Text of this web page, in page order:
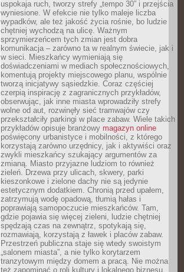
uspokaja ruch, tworzy strefy „tempo 30” i przejścia
wyniesione. W efekcie nie tylko maleje liczba
wypadków, ale też jakość życia rośnie, bo ludzie
chętniej wychodzą na ulicę. Ważnym
sprzymierzeńcem tych zmian jest dobra
komunikacja – zarówno ta w realnym świecie, jak i
w sieci. Mieszkańcy wymieniają się
doświadczeniami w mediach społecznościowych,
komentują projekty miejscowego planu, wspólnie
tworzą inicjatywy sąsiedzkie. Coraz częściej
czerpią inspirację z zagranicznych przykładów,
obserwując, jak inne miasta wprowadziły strefy
wolne od aut, rozwinęły sieć tramwajów czy
przekształciły parkingi w place zabaw. Wiele takich
przykładów opisuje branżowy magazyn online
poświęcony urbanistyce i mobilności, z którego
korzystają zarówno urzędnicy, jak i aktywiści oraz
zwykli mieszkańcy szukający argumentów za
zmianą. Miasto przyjazne ludziom to również
zieleń. Drzewa przy ulicach, skwery, parki
kieszonkowe i zielone dachy nie są jedynie
estetycznym dodatkiem. Chronią przed upałem,
zatrzymują wodę opadową, tłumią hałas i
poprawiają samopoczucie mieszkańców. Tam,
gdzie pojawia się więcej zieleni, ludzie chętniej
spędzają czas na zewnątrz, spotykają się,
rozmawiają, korzystają z ławek i placów zabaw.
Przestrzeń publiczna staje się wtedy swoistym
„salonem miasta”, a nie tylko korytarzem
tranzytowym między domem a pracą. Nie można
też zapominać o roli kultury i lokalnego biznesu.